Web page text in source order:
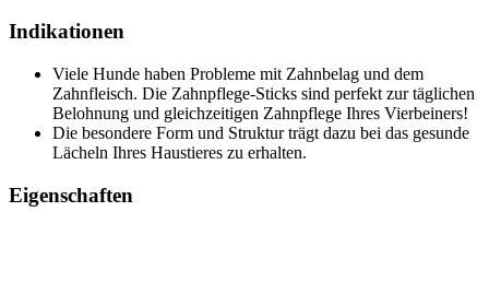
Indikationen
Viele Hunde haben Probleme mit Zahnbelag und dem
Zahnfleisch. Die Zahnpflege-Sticks sind perfekt zur täglichen
Belohnung und gleichzeitigen Zahnpflege Ihres Vierbeiners!
Die besondere Form und Struktur trägt dazu bei das gesunde
Lächeln Ihres Haustieres zu erhalten.
Eigenschaften